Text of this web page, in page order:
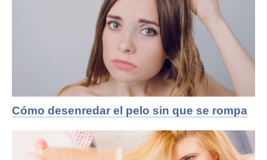
Cómo desenredar el pelo sin que se rompa